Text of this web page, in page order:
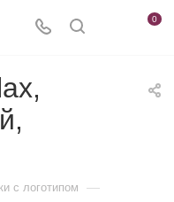
0
c логотипом —